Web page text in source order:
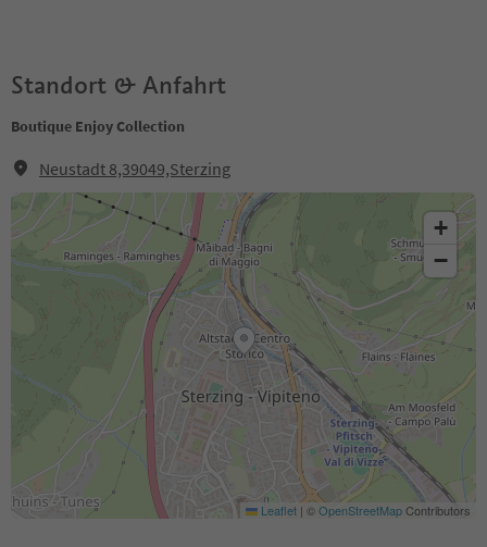
Standort & Anfahrt
Boutique Enjoy Collection
Neustadt 8,39049,Sterzing
+
−
Leaflet | ©OpenStreetMapContributors